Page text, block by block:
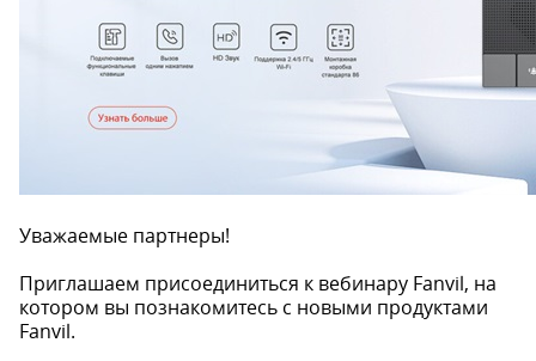
Уважаемые партнеры!
Приглашаем присоединиться к вебинару Fanvil, на
котором вы познакомитесь с новыми продуктами
Fanvil.